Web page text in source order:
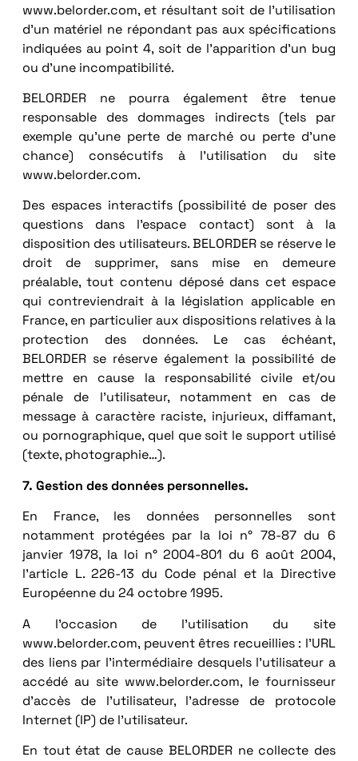
www.belorder.com, et résultant soit de l’utilisation
d’un matériel ne répondant pas aux spécifications
indiquées au point 4, soit de l’apparition d’un bug
ou d’une incompatibilité.
BELORDER ne pourra également être tenue
responsable des dommages indirects (tels par
exemple qu’une perte de marché ou perte d’une
chance) consécutifs à l’utilisation du site
www.belorder.com.
Des espaces interactifs (possibilité de poser des
questions dans l’espace contact) sont à la
disposition des utilisateurs. BELORDER se réserve le
droit de supprimer, sans mise en demeure
préalable, tout contenu déposé dans cet espace
qui contreviendrait à la législation applicable en
France, en particulier aux dispositions relatives à la
protection des données. Le cas échéant,
BELORDER se réserve également la possibilité de
mettre en cause la responsabilité civile et/ou
pénale de l’utilisateur, notamment en cas de
message à caractère raciste, injurieux, diffamant,
ou pornographique, quel que soit le support utilisé
(texte, photographie…).
7. Gestion des données personnelles.
En France, les données personnelles sont
notamment protégées par la loi n° 78-87 du 6
janvier 1978, la loi n° 2004-801 du 6 août 2004,
l’article L. 226-13 du Code pénal et la Directive
Européenne du 24 octobre 1995.
A l’occasion de l’utilisation du site
www.belorder.com, peuvent êtres recueillies : l’URL
des liens par l’intermédiaire desquels l’utilisateur a
accédé au site www.belorder.com, le fournisseur
d’accès de l’utilisateur, l’adresse de protocole
Internet (IP) de l’utilisateur.
En tout état de cause BELORDER ne collecte des